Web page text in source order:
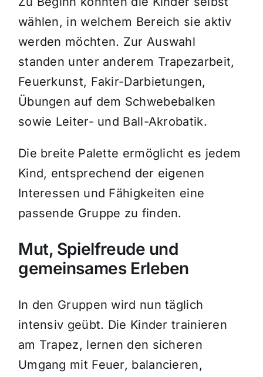
wählen, in welchem Bereich sie aktiv
werden möchten. Zur Auswahl
standen unter anderem Trapezarbeit,
Feuerkunst, Fakir-Darbietungen,
Übungen auf dem Schwebebalken
sowie Leiter- und Ball-Akrobatik.
Die breite Palette ermöglicht es jedem
Kind, entsprechend der eigenen
Interessen und Fähigkeiten eine
passende Gruppe zu finden.
Mut, Spielfreude und
gemeinsames Erleben
In den Gruppen wird nun täglich
intensiv geübt. Die Kinder trainieren
am Trapez, lernen den sicheren
Umgang mit Feuer, balancieren,